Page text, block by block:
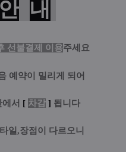
안 내
선불결제 이용주세요
예약이 밀리게 되어
서 [ 차감 ] 됩니다
일,장점이 다르오니